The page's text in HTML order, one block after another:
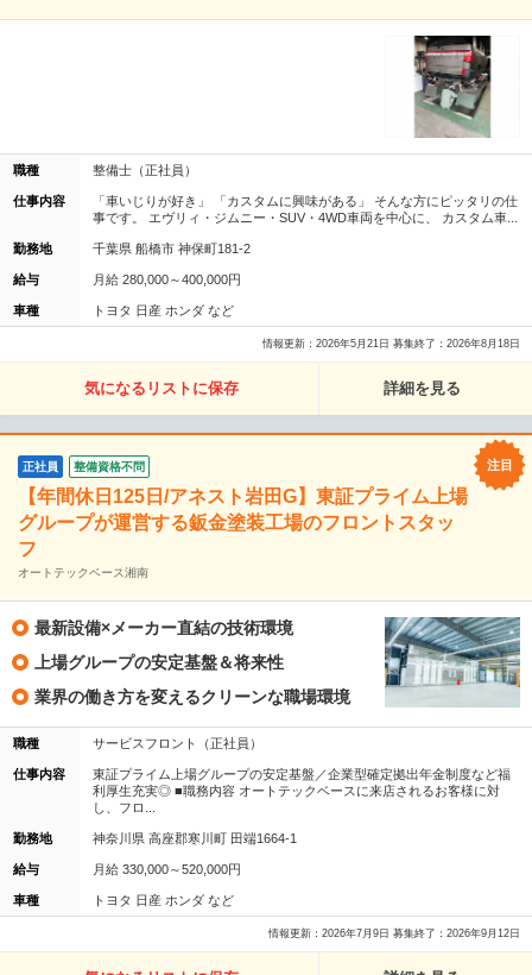
職種 整備士（正社員）
仕事内容
「車いじりが好き」 「カスタムに興味がある」 そんな方にピッタリの仕
事です。 エヴリィ・ジムニー・SUV・4WD車両を中心に、 カスタム車...
勤務地 千葉県 船橋市 神保町181-2
給与 月給 280,000～400,000円
車種 トヨタ 日産 ホンダ など
情報更新：2026年5月21日 募集終了：2026年8月18日
気になるリストに保存 詳細を見る
正社員 整備資格不問
【年間休日125日/アネスト岩田G】東証プライム上場
グループが運営する鈑金塗装工場のフロントスタッ
フ
オートテックベース湘南
最新設備×メーカー直結の技術環境
上場グループの安定基盤＆将来性
業界の働き方を変えるクリーンな職場環境
職種 サービスフロント（正社員）
仕事内容
東証プライム上場グループの安定基盤／企業型確定拠出年金制度など福
利厚生充実◎ ■職務内容 オートテックベースに来店されるお客様に対
し、フロ...
勤務地 神奈川県 高座郡寒川町 田端1664-1
給与 月給 330,000～520,000円
車種 トヨタ 日産 ホンダ など
情報更新：2026年7月9日 募集終了：2026年9月12日